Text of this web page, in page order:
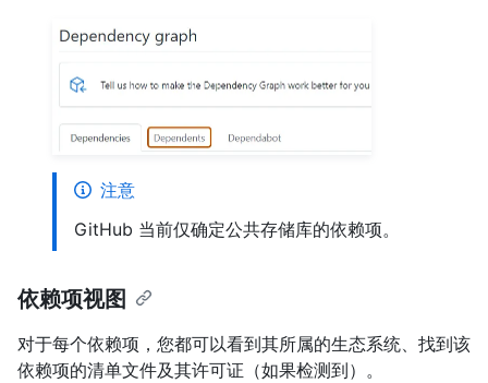
注意
GitHub 当前仅确定公共存储库的依赖项。
依赖项视图
对于每个依赖项，您都可以看到其所属的生态系统、找到该
依赖项的清单文件及其许可证（如果检测到）。